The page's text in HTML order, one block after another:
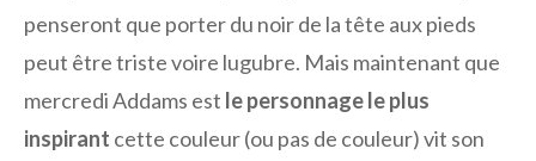
penseront que porter du noir de la tête aux pieds
peut être triste voire lugubre. Mais maintenant que
mercredi Addams est le personnage le plus
inspirant cette couleur (ou pas de couleur) vit son